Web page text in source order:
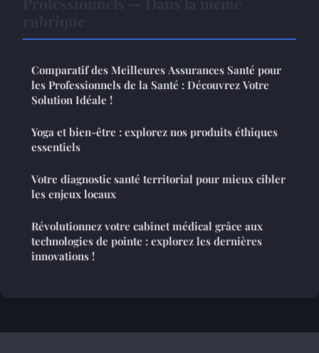
Comparatif des Meilleures Assurances Santé pour
les Professionnels de la Santé : Découvrez Votre
Solution Idéale !
Yoga et bien-être : explorez nos produits éthiques
essentiels
Votre diagnostic santé territorial pour mieux cibler
les enjeux locaux
Révolutionnez votre cabinet médical grâce aux
technologies de pointe : explorez les dernières
innovations !